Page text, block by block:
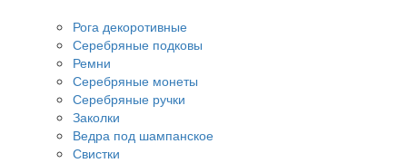
Рога декоротивные
Серебряные подковы
Ремни
Серебряные монеты
Серебряные ручки
Заколки
Ведра под шампанское
Свистки